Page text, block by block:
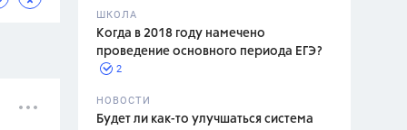
ШКОЛА
Когда в 2018 году намечено
проведение основного периода ЕГЭ?
2
НОВОСТИ
Будет ли как-то улучшаться система